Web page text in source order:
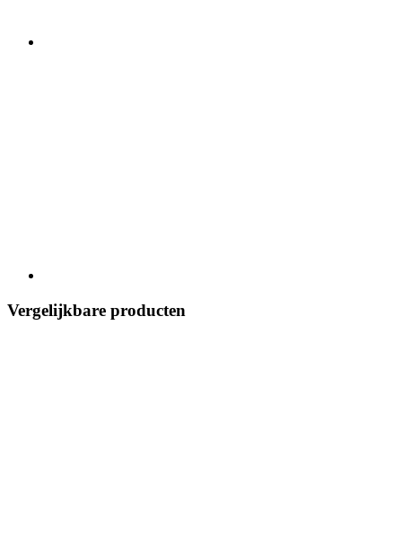
Vergelijkbare producten